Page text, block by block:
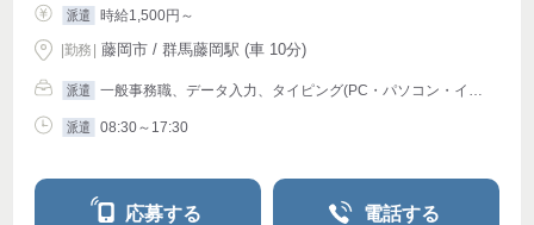
派遣 時給1,500円～
|勤務 藤岡市 / 群馬藤岡駅 (車 10分)
派遣 一般事務職、データ入力、タイピング(PC・パソコン・インターネット)、オフィスその他
派遣 08:30～17:30
応募する 電話する